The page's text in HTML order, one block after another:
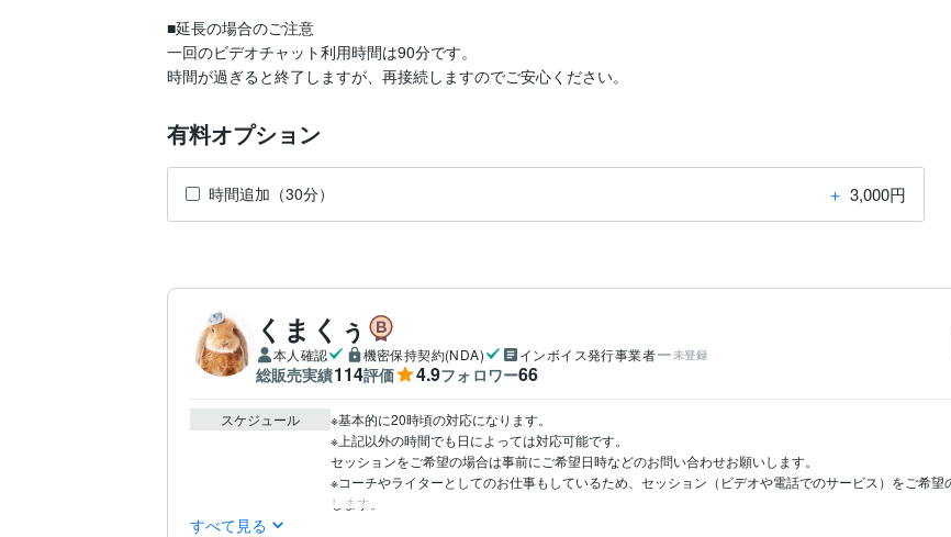
■延長の場合のご注意
一回のビデオチャット利用時間は90分です。
有料オプション
時間追加（30分） ＋ 3,000円
くまくぅ
本人確認 機密保持契約(NDA) インボイス発行事業者 未登録
総販売実績114評価 4.9フォロワー66
スケジュール
※基本的に20時頃の対応になります。
※上記以外の時間でも日によっては対応可能です。
セッションをご希望の場合は事前にご希望日時などのお問い合わせお願いします。
※コーチやライターとしてのお仕事もしているため、セッション（ビデオや電話でのサービス）をご希
します。
すべて見る